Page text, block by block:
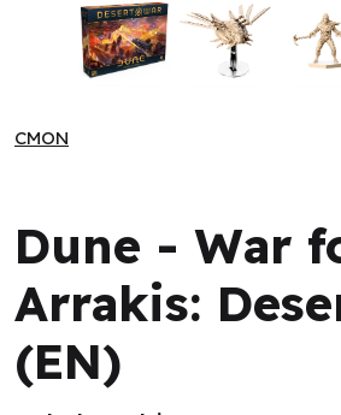
CMON
Dune - War
Arrakis:
(EN)